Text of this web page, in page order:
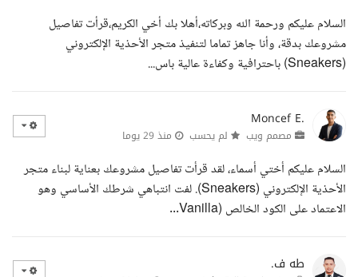
السلام عليكم ورحمة الله وبركاته،أهلا بك أخي الكريم،قرأت تفاصيل
مشروعك بدقة، وأنا جاهز تماما لتنفيذ متجر الأحذية الإلكتروني
(Sneakers) باحترافية وكفاءة عالية باس...
Moncef E.
مصمم ويب لم يحسب منذ 29 يوما
السلام عليكم أختي أسماء، لقد قرأت تفاصيل مشروعك بعناية لبناء متجر
الأحذية الإلكتروني (Sneakers). لفت انتباهي شرطك الأساسي وهو
الاعتماد على الكود الخالص (Vanilla...
طه ف.